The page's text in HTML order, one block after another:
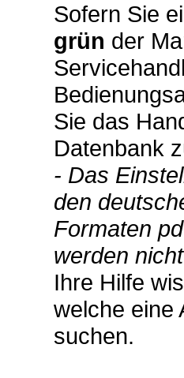
Sofern Sie
grün der
Sie das
Datenbank
- Das
den
Formaten
werden
Ihre Hilfe
welche eine
suchen.